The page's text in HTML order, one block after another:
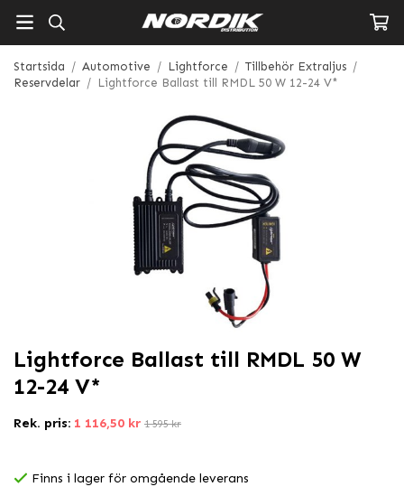
Startsida / Automotive / Lightforce / Tillbehör Extraljus /
Reservdelar / Lightforce Ballast till RMDL 50 W 12-24 V*
Lightforce Ballast till RMDL 50 W
12-24 V*
Rek. pris: 1 116,50 kr 1 595 kr
Finns i lager för omgående leverans